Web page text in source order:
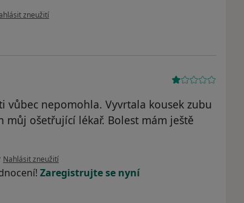
názoru uživatele Mgr. Markéta Kubecová
zneužití
nepomohla. Vyvrtala kousek zubu
ošetřující lékař. Bolest mám ještě
podle názoru uživatele A. L.
Nahlásit zneužití
Zaregistrujte se nyní